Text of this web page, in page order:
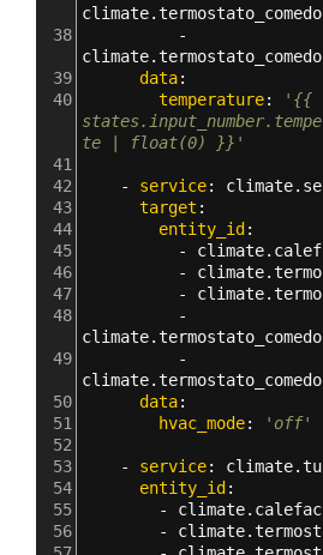
38
39
data:
40
temperature:
'{{
te | float(0) }}'
41
42
- service:
43
target :
44
entity_id
45
-
46
-
47
-
48
49
50
data:
51
hvac_mode:
'off'
52
53
- service:
54
entity_id
55
-
56
-